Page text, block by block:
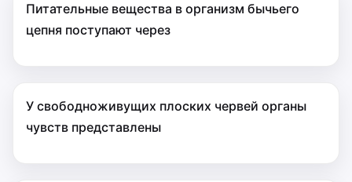
Питательные вещества в организм бычьего
цепня поступают через
У свободноживущих плоских червей органы
чувств представлены